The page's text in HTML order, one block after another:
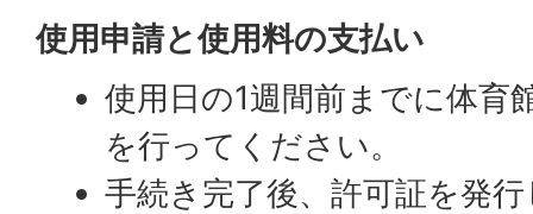
使用申請と使用料の支払い
使用日の1週間前までに体育
を行ってください。
手続き完了後、許可証を発